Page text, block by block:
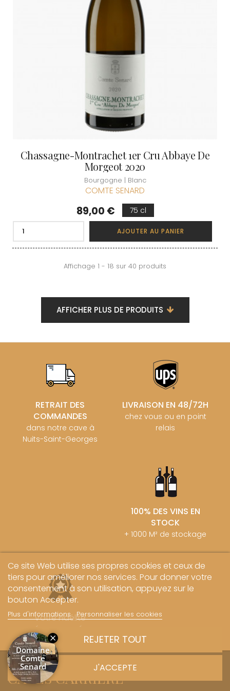
Chassagne-Montrachet 1er Cru Abbaye De
Morgeot 2020
Bourgogne | Blanc
COMTE SENARD
Prix
89,00 € 75 cl
AJOUTER AU PANIER
Affichage 1 - 18 sur 40 produits
AFFICHER PLUS DE PRODUITS
RETRAIT DES
COMMANDES
dans notre cave à
Nuits-Saint-Georges
LIVRAISON EN 48/72H
chez vous ou en point
relais
100% DES VINS EN
STOCK
+ 1000 M² de stockage
Votre Fidélité
récompensée
CAVES CARRIERE
Ce site Web utilise ses propres cookies et ceux de
tiers pour améliorer nos services. Pour donner votre
consentement à son utilisation, appuyez sur le
bouton Accepter.
Plus d'informations Personnaliser les cookies
REJETER TOUT
J'ACCEPTE